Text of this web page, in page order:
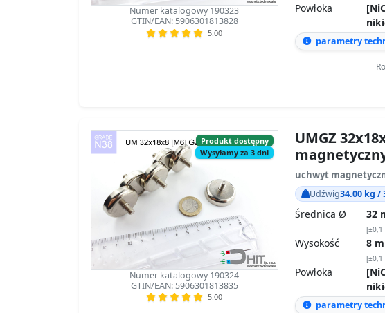
Numer katalogowy 190323
GTIN/EAN: 5906301813828
5.00
Powłoka
parametry
Produkt dostępny
Wysyłamy za 3 dni
Numer katalogowy 190324
GTIN/EAN: 5906301813835
5.00
UMGZ
uchwyt
Udźwig34.00 kg /
Średnica Ø 32
[±0,1
Wysokość 8
[±0,1
Powłoka
parametry